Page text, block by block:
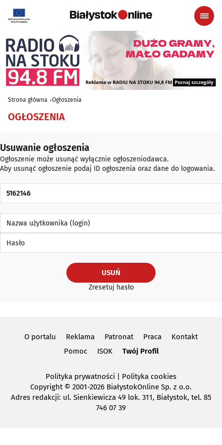
Strona główna Ogłoszenia
OGŁOSZENIA
Usuwanie ogłoszenia
Ogłoszenie może usunąć wyłącznie ogłoszeniodawca.
Aby usunąć ogłoszenie podaj ID ogłoszenia oraz dane do logowania.
Nazwa użytkownika (login)
USUŃ
Zresetuj hasło
O portalu Reklama Patronat Praca
Kontakt
Pomoc
ISOK Twój Profil
Polityka prywatności
Polityka cookies
Copyright© 2001-2026 BiałystokOnline Sp. z o.o.
Adres redakcji: ul. Sienkiewicza 49 lok. 311, Białystok, tel. 85
746 07 39